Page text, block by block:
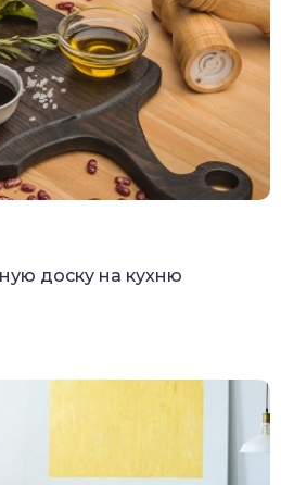
доску на кухню